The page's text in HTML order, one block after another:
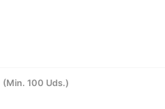
(Min. 100 Uds.)